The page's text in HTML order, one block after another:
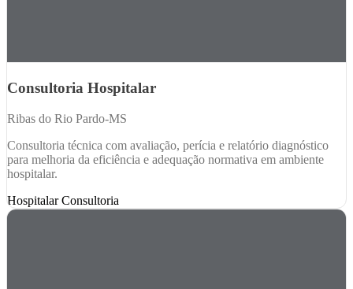
Consultoria Hospitalar
Ribas do Rio Pardo-MS
Consultoria técnica com avaliação, perícia e relatório diagnóstico
para melhoria da eficiência e adequação normativa em ambiente
hospitalar.
Hospitalar Consultoria